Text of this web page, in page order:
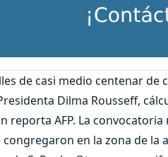
de casi medio centenar
Dilma Rousseff,
reporta AFP. La
congregaron en la zona de